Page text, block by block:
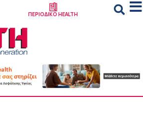
ΠΕΡΙΟΔΙΚΟ HEALTH